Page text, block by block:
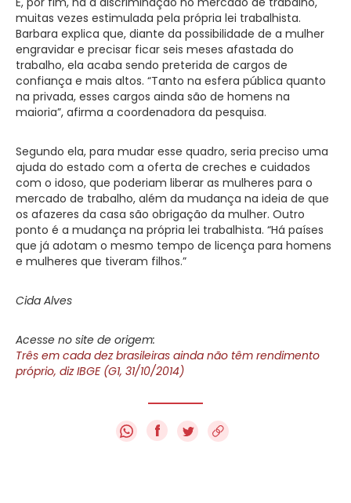
muitas vezes estimulada pela própria lei trabalhista.
Barbara explica que, diante da possibilidade de a mulher
engravidar e precisar ficar seis meses afastada do
trabalho, ela acaba sendo preterida de cargos de
confiança e mais altos. “Tanto na esfera pública quanto
na privada, esses cargos ainda são de homens na
maioria”, afirma a coordenadora da pesquisa.
Segundo ela, para mudar esse quadro, seria preciso uma
ajuda do estado com a oferta de creches e cuidados
com o idoso, que poderiam liberar as mulheres para o
mercado de trabalho, além da mudança na ideia de que
os afazeres da casa são obrigação da mulher. Outro
ponto é a mudança na própria lei trabalhista. “Há países
que já adotam o mesmo tempo de licença para homens
e mulheres que tiveram filhos.”
Cida Alves
Acesse no site de origem:
Três em cada dez brasileiras ainda não têm rendimento
próprio, diz IBGE (G1, 31/10/2014)
f